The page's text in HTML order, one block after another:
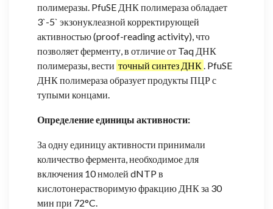
полимеразы. PfuSE ДНК полимераза обладает
3`-5` экзонуклеазной корректирующей
активностью (proof-reading activity), что
позволяет ферменту, в отличие от Taq ДНК
полимеразы, вести точный синтез ДНК . PfuSE
ДНК полимераза образует продукты ПЦР с
тупыми концами.
Определение единицы активности:
За одну единицу активности принимали
количество фермента, необходимое для
включения 10 нмолей dNTP в
кислотонерастворимую фракцию ДНК за 30
мин при 72°C.